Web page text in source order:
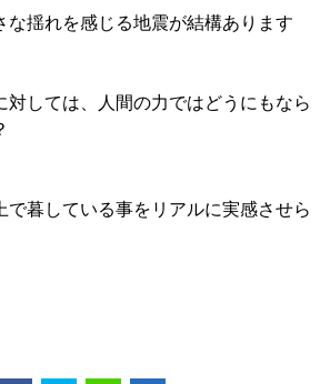
な揺れを感じる地震が結構あります
対しては、人間の力ではどうにもなら
で暮している事をリアルに実感させら